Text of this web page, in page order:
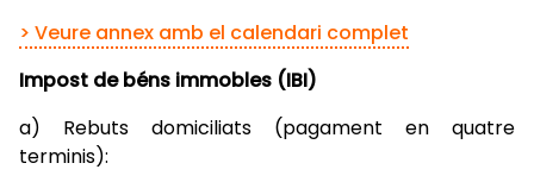
> Veure annex amb el calendari complet
Impost de béns immobles (IBI)
a) Rebuts domiciliats (pagament en quatre
terminis):